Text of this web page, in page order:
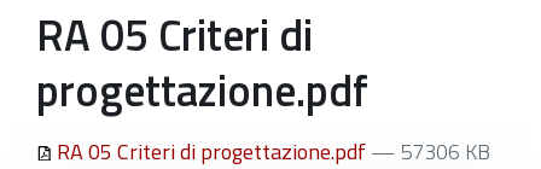
RA 05 Criteri di
progettazione.pdf
RA 05 Criteri di progettazione.pdf— 57306 KB